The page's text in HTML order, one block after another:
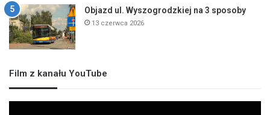
Objazd ul. Wyszogrodzkiej na 3 sposoby
13 czerwca 2026
Film z kanału YouTube